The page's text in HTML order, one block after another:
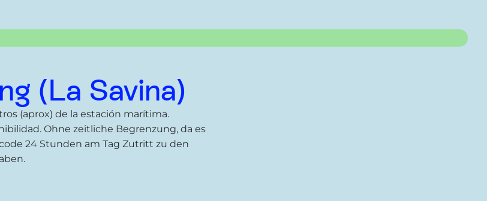
(La Savina)
(aprox) de la estación marítima.
Ohne zeitliche Begrenzung, da es
24 Stunden am Tag Zutritt zu den